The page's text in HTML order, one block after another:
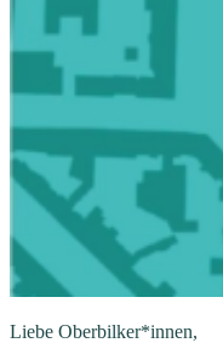
Liebe Oberbilker*innen,